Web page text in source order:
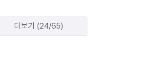
더보기 (24/65)